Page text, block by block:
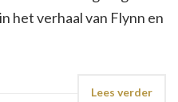
het verhaal van Flynn en
Lees verder